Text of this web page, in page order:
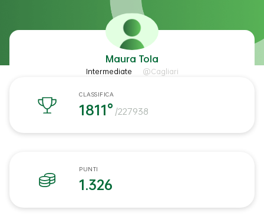
Maura Tola
Intermediate @Cagliari
CLASSIFICA
1811°/227938
PUNTI
1.326